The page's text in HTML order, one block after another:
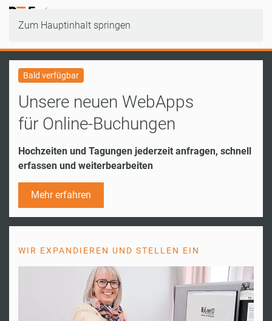
Zum Hauptinhalt springen
Bald verfügbar
Unsere neuen WebApps
für Online-Buchungen
Hochzeiten und Tagungen jederzeit anfragen, schnell
erfassen und weiterbearbeiten
Mehr erfahren
WIR EXPANDIEREN UND STELLEN EIN